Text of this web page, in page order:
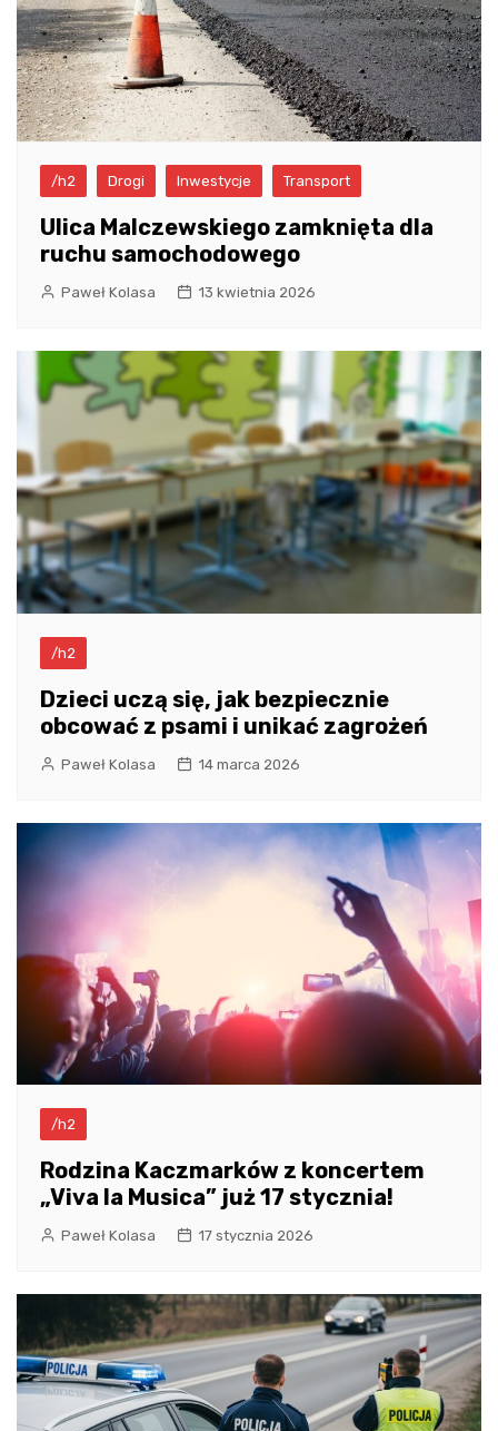
/h2 Drogi Inwestycje Transport
Ulica Malczewskiego zamknięta dla
ruchu samochodowego
Paweł Kolasa 13 kwietnia 2026
/h2
Dzieci uczą się, jak bezpiecznie
obcować z psami i unikać zagrożeń
Paweł Kolasa 14 marca 2026
/h2
Rodzina Kaczmarków z koncertem
„Viva la Musica” już 17 stycznia!
Paweł Kolasa 17 stycznia 2026